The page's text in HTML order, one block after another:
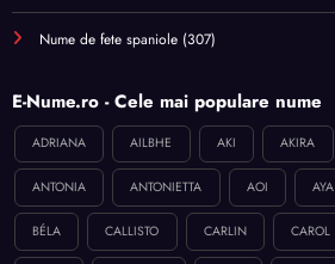
Nume de fete spaniole (307)
E-Nume.ro - Cele mai populare nume
ADRIANA AILBHE AKI AKIRA
ANTONIA ANTONIETTA AOI AYA
BÉLA CALLISTO CARLIN CAROL